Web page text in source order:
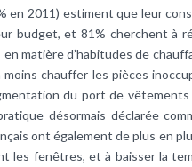
en 2011) estiment que leur
budget, et 81% cherchent à
matière d’habitudes de
chauffer les pièces
du port de
désormais déclarée
ont également de plus en
les fenêtres, et à baisser la